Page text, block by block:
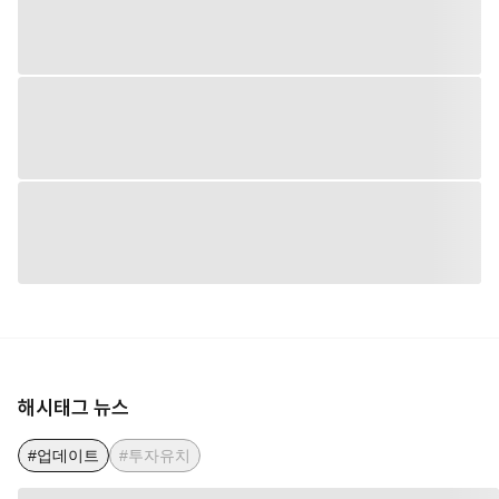
해시태그 뉴스
#업데이트 #투자유치